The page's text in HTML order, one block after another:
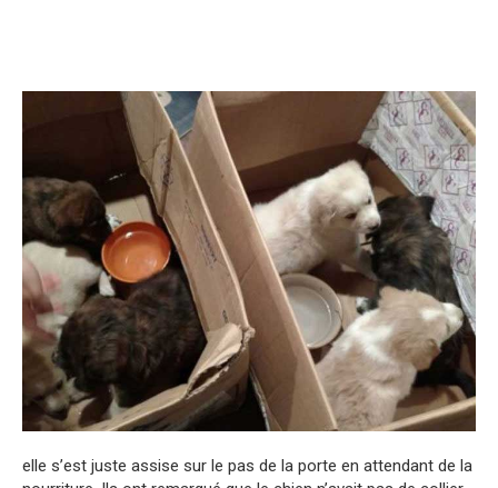
elle s’est juste assise sur le pas de la porte en attendant de la